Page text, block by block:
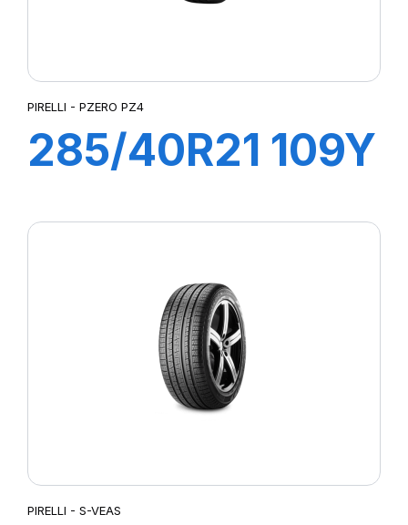
PIRELLI - PZERO PZ4
285/40R21 109Y
PIRELLI - S-VEAS